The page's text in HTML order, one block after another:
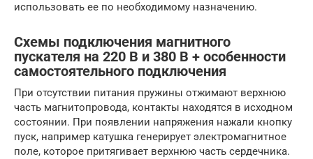
использовать ее по необходимому назначению.
Схемы подключения магнитного
пускателя на 220 В и 380 В + особенности
самостоятельного подключения
При отсутствии питания пружины отжимают верхнюю
часть магнитопровода, контакты находятся в исходном
состоянии. При появлении напряжения нажали кнопку
пуск, например катушка генерирует электромагнитное
поле, которое притягивает верхнюю часть сердечника.